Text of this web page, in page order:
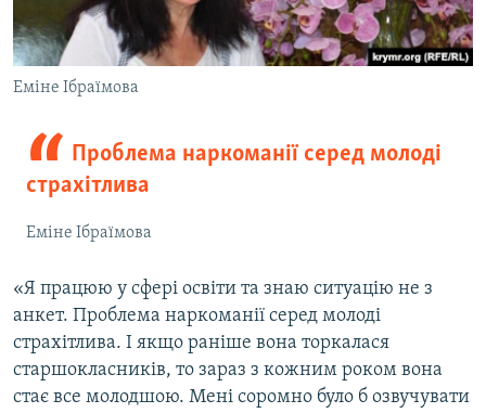
Еміне Ібраїмова
Проблема наркоманії серед молоді
страхітлива
Еміне Ібраїмова
«Я працюю у сфері освіти та знаю ситуацію не з
анкет. Проблема наркоманії серед молоді
страхітлива. І якщо раніше вона торкалася
старшокласників, то зараз з кожним роком вона
стає все молодшою. Мені соромно було б озвучувати